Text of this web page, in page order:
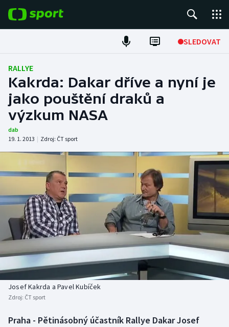
SLEDOVAT
ME v atletice
ME v plavání
Fotbal
Hokej
DALŠÍ SPORTY
Americký fotbal
Atletika
Baseball a softbal
Basketbal
NEPŘEHLÉDNĚTE
Soutěže
Historické návraty
Aplikace ČT sport
RALLYE
Kakrda: Dakar dříve a nyní je
jako pouštění draků a
výzkum NASA
dab
19. 1. 2013 | Zdroj: ČT sport
Josef Kakrda a Pavel Kubíček
Zdroj: ČT sport
Praha - Pětinásobný účastník Rallye Dakar Josef